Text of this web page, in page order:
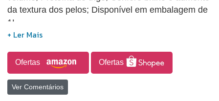
da textura dos pelos; Disponível em embalagem de
1L.
Ofertas Ofertas
Ver Comentários